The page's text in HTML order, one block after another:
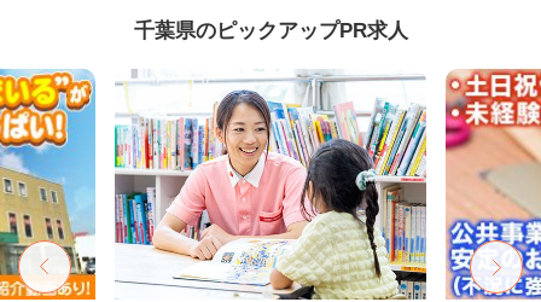
千葉県のピックアップPR求人